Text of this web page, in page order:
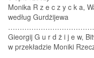
Monika R z e c z y c k a,
według Gurdżijewa
Gieorgij G u r d ż i j e w,
w przekładzie Moniki